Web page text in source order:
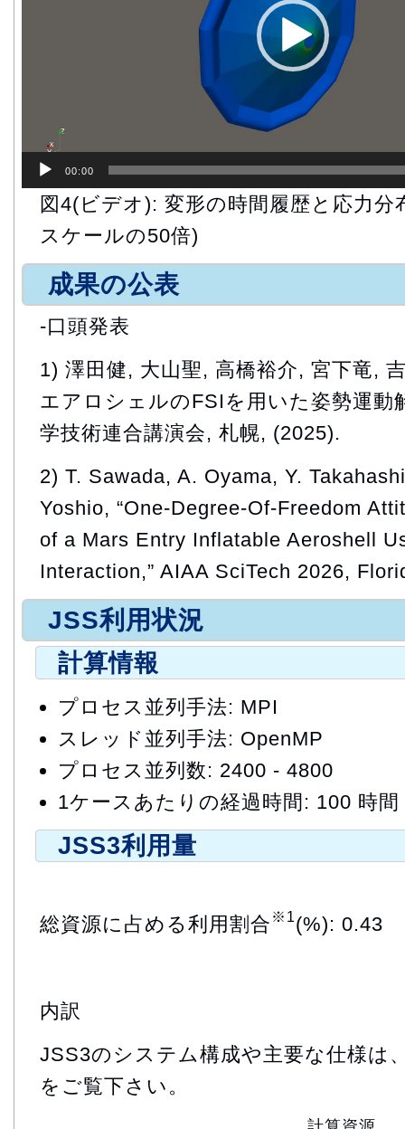
00:00
図4(ビデオ): 変形の時間履歴と応力分
スケールの50倍)
成果の公表
-口頭発表
1) 澤田健, 大山聖, 高橋裕介, 宮下竜,
エアロシェルのFSIを用いた姿勢運動
学技術連合講演会, 札幌, (2025).
2) T. Sawada, A. Oyama, Y.
Yoshio, “One-Degree-Of-Freedom
of a Mars Entry Inflatable Aeroshell
Interaction,” AIAA SciTech 2026,
JSS利用状況
計算情報
プロセス並列手法: MPI
スレッド並列手法: OpenMP
プロセス並列数: 2400 - 4800
1ケースあたりの経過時間: 100 時間
JSS3利用量
総資源に占める利用割合 ※1(%): 0.43
内訳
JSS3のシステム構成や主要な仕様は
をご覧下さい。